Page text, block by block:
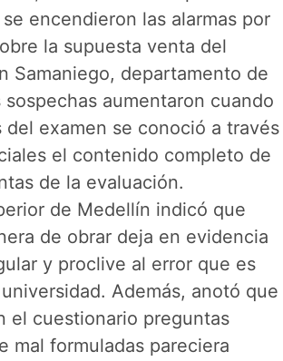
encendieron las alarmas por
la supuesta venta del
Samaniego, departamento de
sospechas aumentaron cuando
del examen se conoció a través
el contenido completo de
de la evaluación.
de Medellín indicó que
de obrar deja en evidencia
y proclive al error que es
Además, anotó que
el cuestionario preguntas
mal formuladas pareciera